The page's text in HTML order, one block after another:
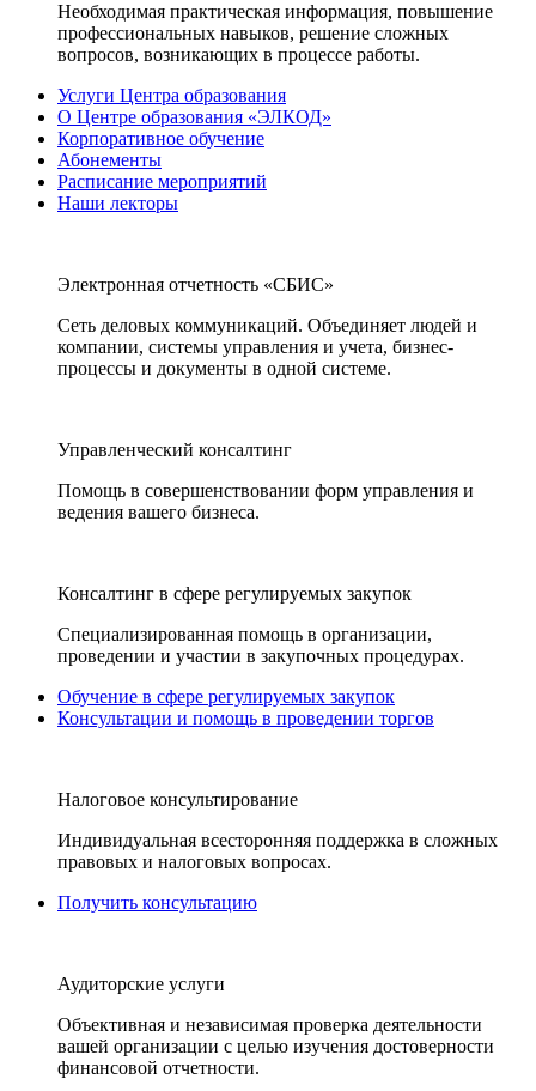
Необходимая практическая информация, повышение
профессиональных навыков, решение сложных
вопросов, возникающих в процессе работы.
Услуги Центра образования
О Центре образования «ЭЛКОД»
Корпоративное обучение
Абонементы
Расписание мероприятий
Наши лекторы
Электронная отчетность «СБИС»
Сеть деловых коммуникаций. Объединяет людей и
компании, системы управления и учета, бизнес-
процессы и документы в одной системе.
Управленческий консалтинг
Помощь в совершенствовании форм управления и
ведения вашего бизнеса.
Консалтинг в сфере регулируемых закупок
Специализированная помощь в организации,
проведении и участии в закупочных процедурах.
Обучение в сфере регулируемых закупок
Консультации и помощь в проведении торгов
Налоговое консультирование
Индивидуальная всесторонняя поддержка в сложных
правовых и налоговых вопросах.
Получить консультацию
Аудиторские услуги
Объективная и независимая проверка деятельности
вашей организации с целью изучения достоверности
финансовой отчетности.